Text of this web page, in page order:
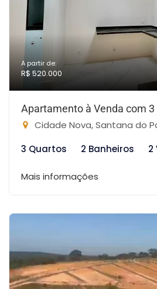
A partir de:
R$ 520.000
Apartamento à Venda com 3
Cidade Nova, Santana do
3 Quartos
2 Banheiros 2
Mais informações